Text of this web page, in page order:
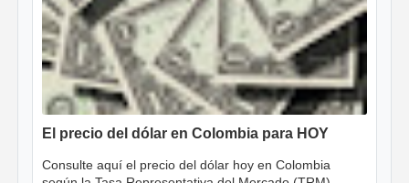
El precio del dólar en Colombia para HOY
Consulte aquí el precio del dólar hoy en Colombia